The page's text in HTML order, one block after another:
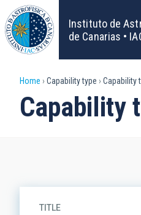
Skip
to
main
content
Instituto de
de Canarias •
Breadcrumb
Home Capability type Capability
Capability
TITLE